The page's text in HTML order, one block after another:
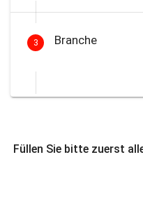
3 Branche
Füllen Sie bitte zuerst